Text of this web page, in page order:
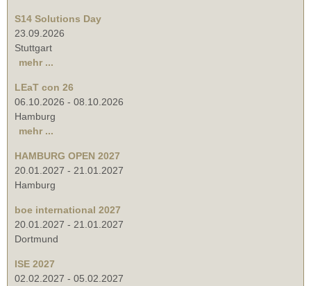
S14 Solutions Day
23.09.2026
Stuttgart
mehr ...
LEaT con 26
06.10.2026 - 08.10.2026
Hamburg
mehr ...
HAMBURG OPEN 2027
20.01.2027 - 21.01.2027
Hamburg
boe international 2027
20.01.2027 - 21.01.2027
Dortmund
ISE 2027
02.02.2027 - 05.02.2027